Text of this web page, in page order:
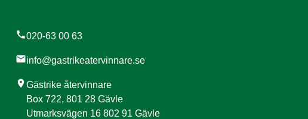
call020-63 00 63
mailinfo@gastrikeatervinnare.se
location_onGästrike återvinnare
Box 722, 801 28 Gävle
Utmarksvägen 16 802 91 Gävle